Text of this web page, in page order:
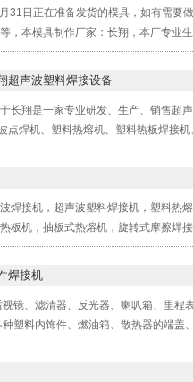
31日正在准备发货的模具，如有需要
，本模具制作厂家：长翔，本厂专业
超声波塑料焊接设备
长翔是一家专业研发、生产、销售超
焊机、塑料热熔机、塑料热板焊接机
焊接机，超声波塑料焊接机，塑料热
板机，抽板式热熔机，旋转式摩擦焊
焊接机
镜、滤清器、反光器、喇叭箱、里
塑料内饰件、燃油箱、散热器的端盖